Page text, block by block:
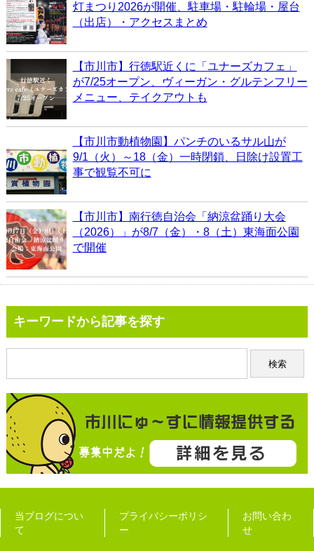
灯まつり2026が開催、駐車場・駐輪場・屋台
（出店）・アクセスまとめ
【市川市】行徳駅近くに「ユナーズカフェ」
が7/25オープン、ヴィーガン・グルテンフリー
メニュー、テイクアウトも
【市川市動植物園】パンチのいるサル山が
9/1（火）～18（金）一時閉鎖、日除け設置工
事で観覧不可に
【市川市】南行徳自治会「納涼盆踊り大会
（2026）」が8/7（金）・8（土）東海面公園
で開催
キーワードから記事を探す
当ブログについ
て
プライバシーポリシ
ー
お問い合わ
せ